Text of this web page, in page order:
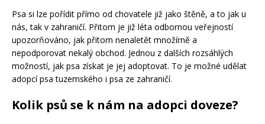
Psa si lze pořídit přímo od chovatele již jako štěně, a to jak u
nás, tak v zahraničí. Přitom je již léta odbornou veřejností
upozorňováno, jak přitom nenaletět množírně a
nepodporovat nekalý obchod. Jednou z dalších rozsáhlých
možností, jak psa získat je jej adoptovat. To je možné udělat
adopcí psa tuzemského i psa ze zahraničí.
Kolik psů se k nám na adopci doveze?